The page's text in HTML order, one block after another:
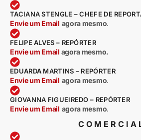
TACIANA STENGLE – CHEFE DE
Envie um Email agora mesmo.
FELIPE ALVES – REPÓRTER
Envie um Email agora mesmo.
EDUARDA MARTINS – REPÓRTER
Envie um Email agora mesmo.
GIOVANNA FIGUEIREDO – REPÓRTER
Envie um Email agora mesmo.